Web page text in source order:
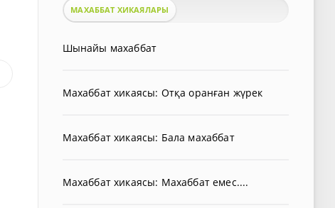
МАХАББАТ ХИКАЯЛАРЫ
Шынайы махаббат
Махаббат хикаясы: Отқа оранған жүрек
Махаббат хикаясы: Бала махаббат
Махаббат хикаясы: Махаббат емес....